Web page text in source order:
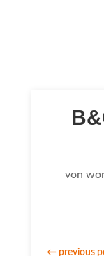
von
← previous